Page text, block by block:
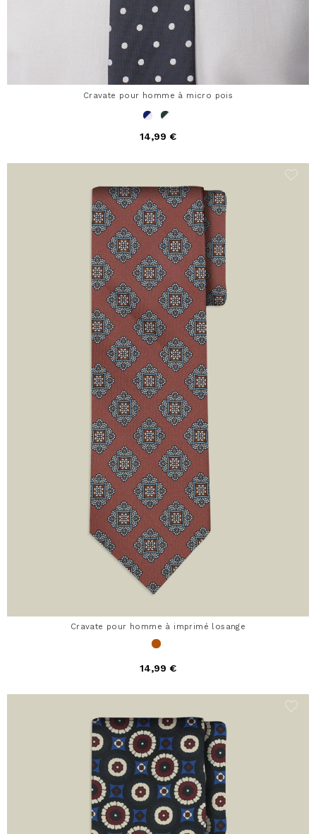
Cravate pour homme à micro pois
14,99 €
Cravate pour homme à imprimé losange
14,99 €